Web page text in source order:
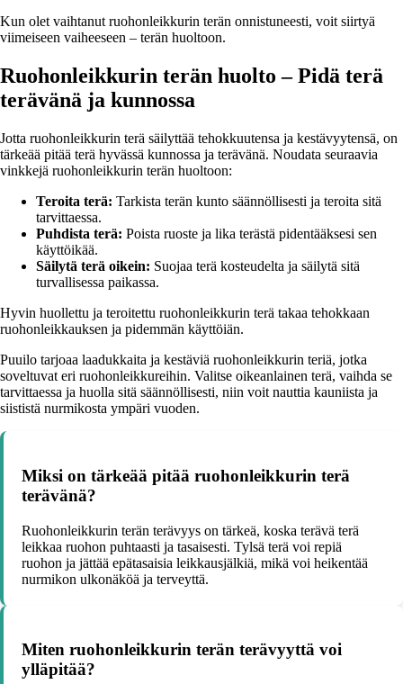
Kun olet vaihtanut ruohonleikkurin terän onnistuneesti, voit siirtyä
viimeiseen vaiheeseen – terän huoltoon.
Ruohonleikkurin terän huolto – Pidä terä
terävänä ja kunnossa
Jotta ruohonleikkurin terä säilyttää tehokkuutensa ja kestävyytensä, on
tärkeää pitää terä hyvässä kunnossa ja terävänä. Noudata seuraavia
vinkkejä ruohonleikkurin terän huoltoon:
Teroita terä: Tarkista terän kunto säännöllisesti ja teroita sitä
tarvittaessa.
Puhdista terä: Poista ruoste ja lika terästä pidentääksesi sen
käyttöikää.
Säilytä terä oikein: Suojaa terä kosteudelta ja säilytä sitä
turvallisessa paikassa.
Hyvin huollettu ja teroitettu ruohonleikkurin terä takaa tehokkaan
ruohonleikkauksen ja pidemmän käyttöiän.
Puuilo tarjoaa laadukkaita ja kestäviä ruohonleikkurin teriä, jotka
soveltuvat eri ruohonleikkureihin. Valitse oikeanlainen terä, vaihda se
tarvittaessa ja huolla sitä säännöllisesti, niin voit nauttia kauniista ja
siististä nurmikosta ympäri vuoden.
Miksi on tärkeää pitää ruohonleikkurin terä
terävänä?
Ruohonleikkurin terän terävyys on tärkeä, koska terävä terä
leikkaa ruohon puhtaasti ja tasaisesti. Tylsä terä voi repiä
ruohon ja jättää epätasaisia leikkausjälkiä, mikä voi heikentää
nurmikon ulkonäköä ja terveyttä.
Miten ruohonleikkurin terän terävyyttä voi
ylläpitää?